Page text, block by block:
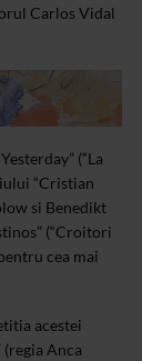
Carlos Vidal
(“La
“Cristian
si Benedikt
(“Croitori
cea mai
acestei
Anca